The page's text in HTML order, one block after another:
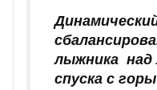
лыжника над
спуска с